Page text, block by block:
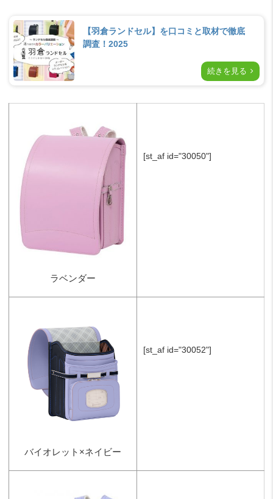
【羽倉ランドセル】を口コミと取材で徹底
調査！2025
続きを見る
ラベンダー
[st_af id="30050"]
バイオレット×ネイビー
[st_af id="30052"]